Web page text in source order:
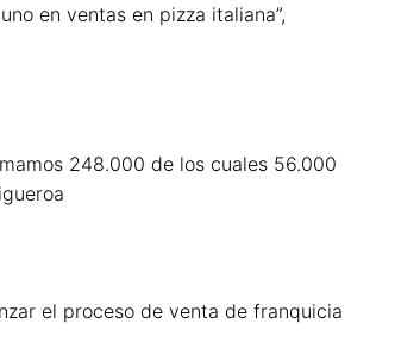
en ventas en pizza italiana”,
248.000 de los cuales 56.000
el proceso de venta de franquicia